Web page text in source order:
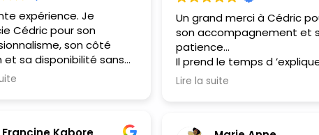
expérience. Je
Cédric pour son
son côté
et sa disponibilité sans
recommande vivement
Un grand merci à Cédric
son accompagnement et
patience...
Il prend le temps d
clairement les différentes
Lire la suite